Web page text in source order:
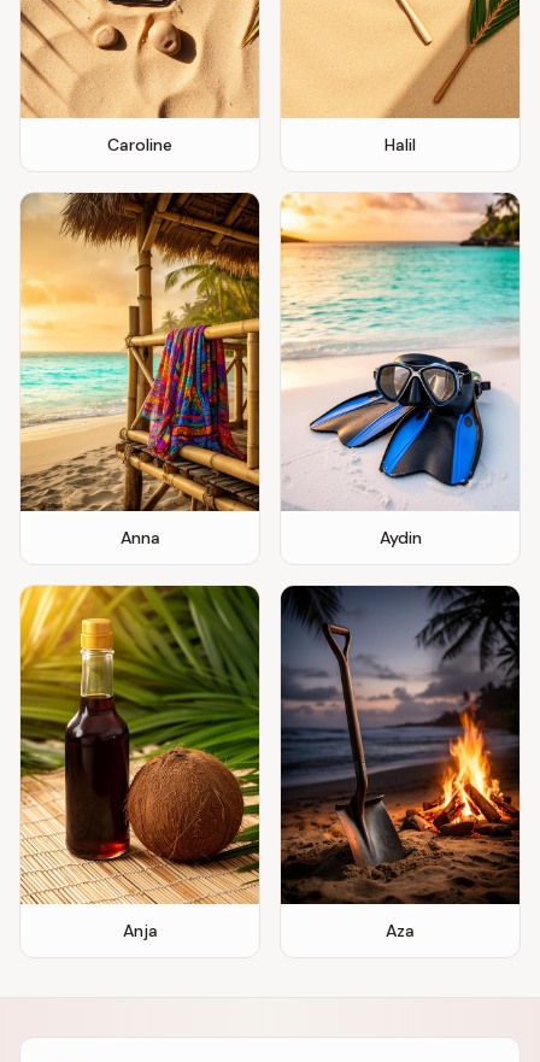
Caroline Halil
Anna Aydin
Anja Aza